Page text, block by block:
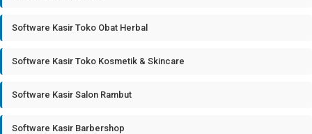
Software Kasir Toko Obat Herbal
Software Kasir Toko Kosmetik & Skincare
Software Kasir Salon Rambut
Software Kasir Barbershop